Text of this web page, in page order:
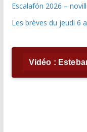
Escalafón 2026 –
Les brèves du jeudi 6
Vidéo :